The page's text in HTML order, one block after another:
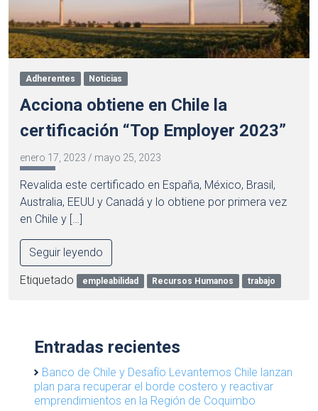
Adherentes Noticias
Acciona obtiene en Chile la
certificación “Top Employer 2023”
enero 17, 2023 / mayo 25, 2023
Revalida este certificado en España, México, Brasil,
Australia, EEUU y Canadá y lo obtiene por primera vez
en Chile y […]
Seguir leyendo
Etiquetado empleabilidad Recursos Humanos trabajo
Entradas recientes
Banco de Chile y Desafío Levantemos Chile lanzan
plan para recuperar el borde costero y reactivar
emprendimientos en la Región de Coquimbo